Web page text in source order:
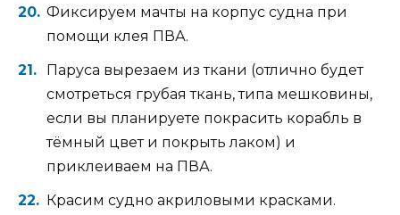
Фиксируем мачты на корпус судна при
помощи клея ПВА.
Паруса вырезаем из ткани (отлично будет
смотреться грубая ткань, типа мешковины,
если вы планируете покрасить корабль в
тёмный цвет и покрыть лаком) и
приклеиваем на ПВА.
Красим судно акриловыми красками.